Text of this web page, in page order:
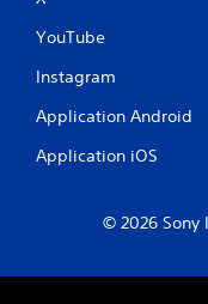
YouTube
Instagram
Application Android
Application iOS
© 2026 Sony